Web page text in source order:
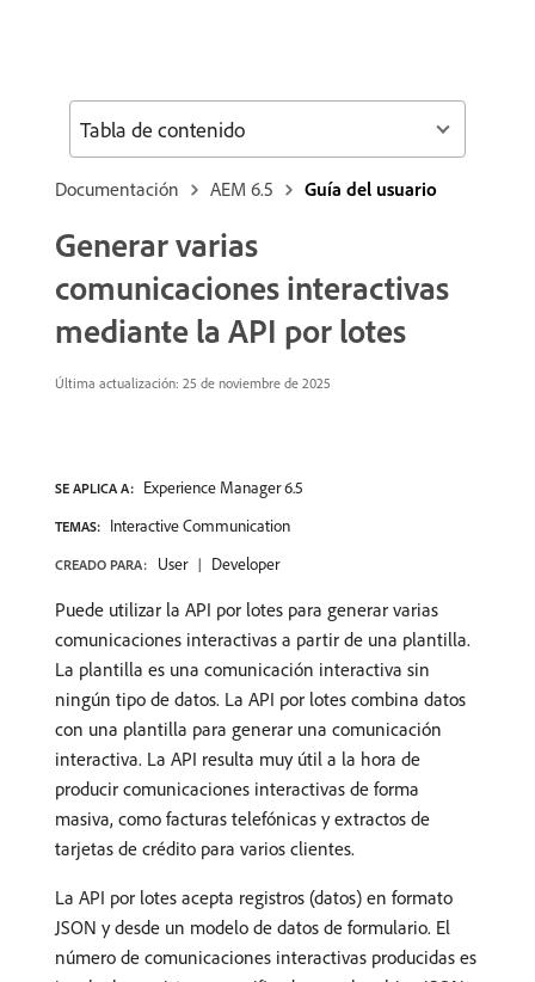
Documentación AEM 6.5 Guía del usuario
Generar varias
comunicaciones interactivas
mediante la API por lotes
Última actualización: 25 de noviembre de 2025
SE APLICA A: Experience Manager 6.5
TEMAS: Interactive Communication
CREADO PARA: User Developer
Puede utilizar la API por lotes para generar varias
comunicaciones interactivas a partir de una plantilla.
La plantilla es una comunicación interactiva sin
ningún tipo de datos. La API por lotes combina datos
con una plantilla para generar una comunicación
interactiva. La API resulta muy útil a la hora de
producir comunicaciones interactivas de forma
masiva, como facturas telefónicas y extractos de
tarjetas de crédito para varios clientes.
La API por lotes acepta registros (datos) en formato
JSON y desde un modelo de datos de formulario. El
número de comunicaciones interactivas producidas es
Tabla de contenido